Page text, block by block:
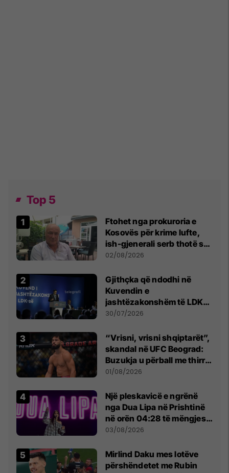
Top 5
Ftohet nga prokuroria e
Kosovës për krime lufte,
ish-gjenerali serb thotë se
dikush e tradhtoi në
02/08/2026
Gjithçka që ndodhi në
Kuvendin e
jashtëzakonshëm të LDK-
së
30/07/2026
“Vrisni, vrisni shqiptarët”,
skandal në UFC Beograd:
Buzukja u përball me thirrje
anti-shqiptare nga
01/08/2026
Një pleskavicë e ngrënë
nga Dua Lipa në Prishtinë
në orën 04:28 të mëngjesit
- dhe bota digjitale serbe
03/08/2026
Mirlind Daku mes lotëve
përshëndetet me Rubin